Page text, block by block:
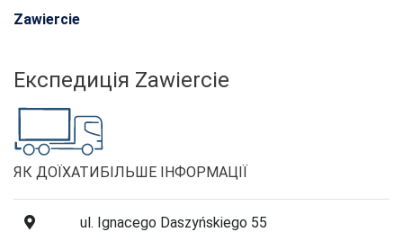
Zawiercie
Експедиція Zawiercie
ЯК ДОЇХАТИБІЛЬШЕ ІНФОРМАЦІЇ
ul. Ignacego Daszyńskiego 55